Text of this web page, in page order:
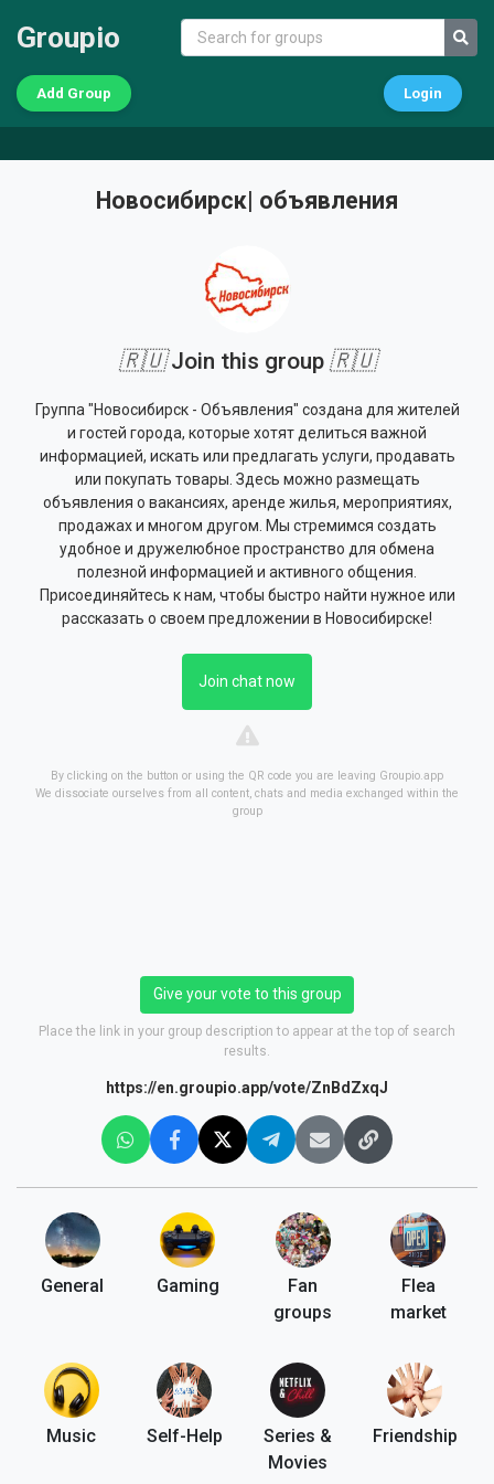
Groupio
Add Group Login
Новосибирск| объявления
🇷🇺Join this group 🇷🇺
Группа "Новосибирск - Объявления" создана для жителей
и гостей города, которые хотят делиться важной
информацией, искать или предлагать услуги, продавать
или покупать товары. Здесь можно размещать
объявления о вакансиях, аренде жилья, мероприятиях,
продажах и многом другом. Мы стремимся создать
удобное и дружелюбное пространство для обмена
полезной информацией и активного общения.
Присоединяйтесь к нам, чтобы быстро найти нужное или
рассказать о своем предложении в Новосибирске!
Join chat now
By clicking on the button or using the QR code you are leaving Groupio.app
We dissociate ourselves from all content, chats and media exchanged within the
group
Give your vote to this group
Place the link in your group description to appear at the top of search
results.
https://en.groupio.app/vote/ZnBdZxqJ
General Gaming
Fan
groups
Flea
market
Music Self-Help
Series &
Movies
Friendship